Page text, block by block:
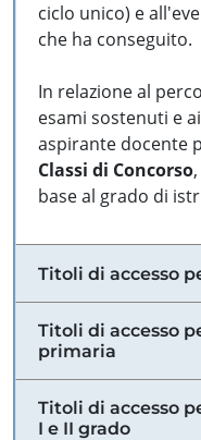
ciclo unico) e
che ha conseguito.
In relazione al
esami sostenuti e
aspirante docente
Classi di Concorso
base al grado di
Titoli di accesso
Titoli di accesso
primaria
Titoli di accesso
I e II grado